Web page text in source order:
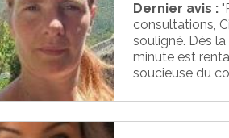
Dernier avis :
consultations,
souligné. Dès
minute est
soucieuse du